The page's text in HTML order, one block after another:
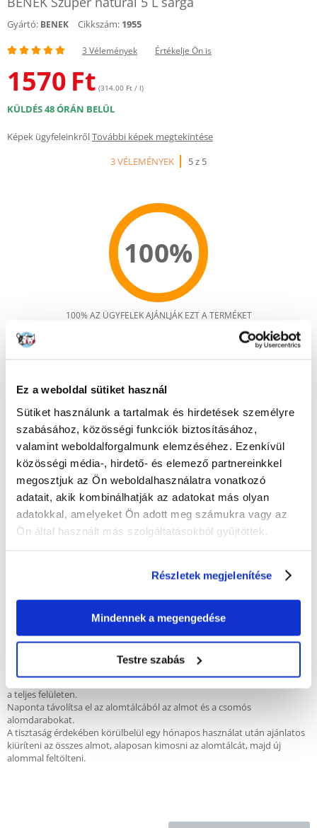
Ez a weboldal sütiket használ
Sütiket használunk a tartalmak és hirdetések személyre
szabásához, közösségi funkciók biztosításához,
valamint weboldalforgalmunk elemzéséhez. Ezenkívül
közösségi média-, hirdető- és elemező partnereinkkel
megosztjuk az Ön weboldalhasználatra vonatkozó
adatait, akik kombinálhatják az adatokat más olyan
adatokkal, amelyeket Ön adott meg számukra vagy az
Ön által használt más szolgáltatásokból gyűjtöttek.
Részletek megjelenítése
Mindennek a megengedése
Testre szabás
Gyártó: BENEK Cikkszám: 1955
3 Vélemények Értékelje Ön is
1570 Ft (314.00 Ft / l)
KÜLDÉS 48 ÓRÁN BELÜL
Képek ügyfeleinkrőlTovábbi képek megtekintése
3 VÉLEMÉNYEK
5 z 5
100%
100% AZ ÜGYFELEK AJÁNLJÁK EZT A TERMÉKET
Leírás
A Super Benek macskaalomra a szabályos, durva, 2-5 mm-es szemcsék
jellemzőek, amelyek a legjobb védelmet nyújtják az alom szétterülése
ellen. Nagyon hatékonyan felszívja a folyadékokat és a szagokat, és jó
antibakteriális védelmet nyújt. Rendezett, tömör csomókká
csomósodik. Száraz, könnyű és meleg - olyan érzés, mintha fűtenék,
kényelmet biztosítva kedvence számára. Rendkívül nedvszívó,
pormentes és nem tapad az alomtálca aljára.
Természetes, mély földszaga tökéletesen elfogadhatóvá teszi a macskák
számára. Nagyon porózus, szemcsés, pormentes, szabályos csomókba
csomósodik. Felszívja a folyadékokat és a kellemetlen szagokat,
- frissítő fenyőfa illattal
- az illat enyhén stimuláló hatású
Öntsön egy 3-5 cm-es réteget az alomtálcába, és egyenletesen terítse el
a teljes felületen.
Naponta távolítsa el az alomtálcából az almot és a csomós
alomdarabokat.
A tisztaság érdekében körülbelül egy hónapos használat után ajánlatos
kiüríteni az összes almot, alaposan kimosni az alomtálcát, majd új
alommal feltölteni.